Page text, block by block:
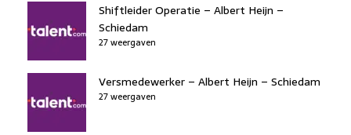
Shiftleider Operatie – Albert Heijn –
Schiedam
27 weergaven
Versmedewerker – Albert Heijn – Schiedam
27 weergaven